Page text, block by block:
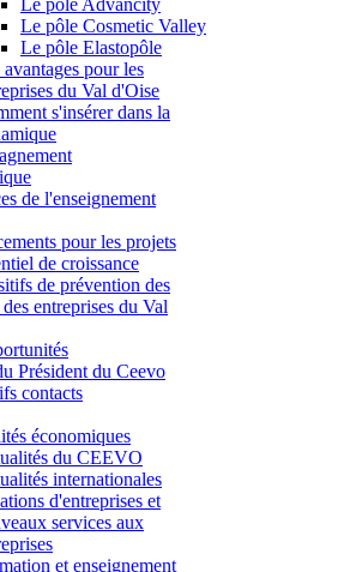
Le pôle Advancity
Le pôle Cosmetic Valley
Le pôle Elastopôle
avantages pour les
du Val d'Oise
s'insérer dans la
de l'enseignement
pour les projets
de croissance
de prévention des
entreprises du Val
Président du Ceevo
contacts
économiques
du CEEVO
internationales
d'entreprises et
services aux
et enseignement